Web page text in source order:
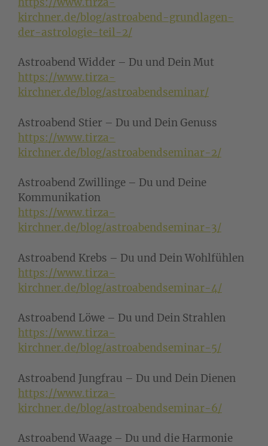
kirchner.de/blog/astroabend-grundlagen-
der-astrologie-teil-2/
Astroabend Widder – Du und Dein Mut
https://www.tirza-
kirchner.de/blog/astroabendseminar/
Astroabend Stier – Du und Dein Genuss
https://www.tirza-
kirchner.de/blog/astroabendseminar-2/
Astroabend Zwillinge – Du und Deine
Kommunikation
https://www.tirza-
kirchner.de/blog/astroabendseminar-3/
Astroabend Krebs – Du und Dein Wohlfühlen
https://www.tirza-
kirchner.de/blog/astroabendseminar-4/
Astroabend Löwe – Du und Dein Strahlen
https://www.tirza-
kirchner.de/blog/astroabendseminar-5/
Astroabend Jungfrau – Du und Dein Dienen
https://www.tirza-
kirchner.de/blog/astroabendseminar-6/
Astroabend Waage – Du und die Harmonie